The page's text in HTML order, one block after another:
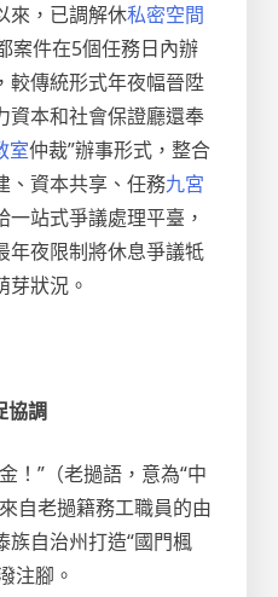
來，已調解休私密空間
案件在5個任務日內辦
較傳統形式年夜幅晉陞
資本和社會保證廳還奉
室仲裁”辦事形式，整合
、資本共享、任務九宮
站式爭議處理平臺，
年夜限制將休息爭議牴
芽狀況。
協調
！”（老撾語，意為“中
自老撾籍務工職員的由
族自治州打造“國門楓
注腳。